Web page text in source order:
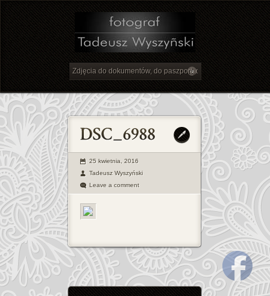
25 kwietnia, 2016
Tadeusz Wyszyński
Leave a comment